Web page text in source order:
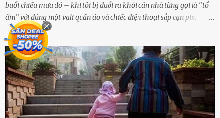
buổi chiều mưa đó – khi tôi bị đuổi ra khỏi căn nhà từng gọi là “tổ
ấm” với đúng một vali quần áo và chiếc điện thoại sắp cạn pin.
Chồng tôi – người từng thề thốt “một đời yêu em” – đã không chút
thương xót ném tôi ra đường sau khi tôi bị sảy thai lần thứ hai. “Tôi
cưới cô để có con. Không phải để nuôi một cái thân bất tài chỉ biết
khóc lóc,” anh ta gằn giọng, đẩy mạnh cánh cửa trước mặt tôi.
Tiếng cánh cửa đóng lại, vang lên như một bản án lạnh lùng. Tôi
đứng chết lặng giữa cơn mưa, không biết đi đâu, về đâu. Bố mẹ tôi
mất sớm. Tôi chẳng có anh chị em. Họ hàng cũng thưa thớt, chẳng
ai thân thiết đến mức có thể mở lòng cho tôi tá túc. Bạn bè? Ai cũng